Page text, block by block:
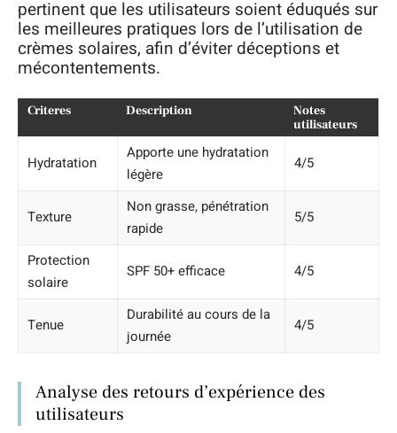
pertinent que les utilisateurs soient éduqués sur
les meilleures pratiques lors de l’utilisation de
crèmes solaires, afin d’éviter déceptions et
mécontentements.
Criteres Description
Notes
utilisateurs
Hydratation
Apporte une hydratation
légère
4/5
Texture
Non grasse, pénétration
rapide
5/5
Protection
solaire
SPF 50+ efficace 4/5
Tenue
Durabilité au cours de la
journée
4/5
Analyse des retours d’expérience des
utilisateurs